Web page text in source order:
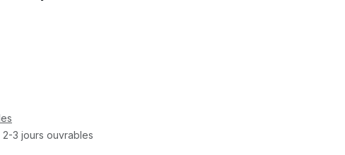
2-3 jours ouvrables